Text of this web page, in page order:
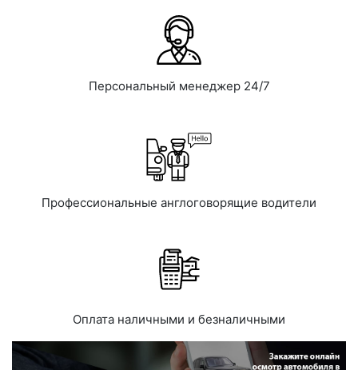
Персональный менеджер 24/7
Профессиональные англоговорящие водители
Оплата наличными и безналичными